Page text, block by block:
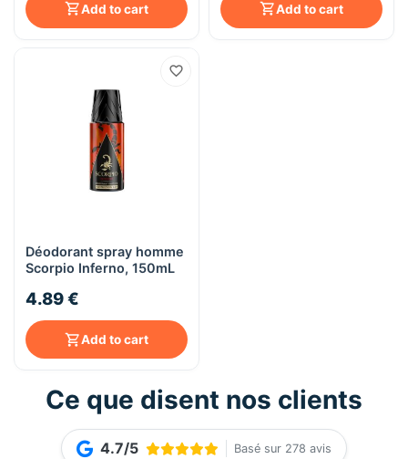
Add to cart Add to cart
Déodorant spray homme
Scorpio Inferno, 150mL
4.89 €
Add to cart
Ce que disent nos clients
4.7/5 Basé sur 278 avis